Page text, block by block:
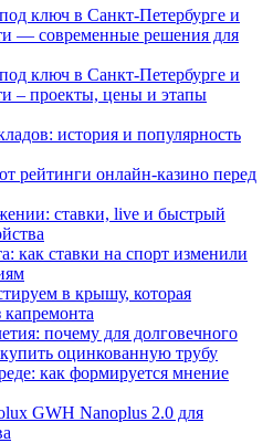
ключ в Санкт-Петербурге и
— современные решения для
ключ в Санкт-Петербурге и
– проекты, цены и этапы
история и популярность
рейтинги онлайн-казино перед
ставки, live и быстрый
как ставки на спорт изменили
в крышу, которая
капремонта
почему для долговечного
оцинкованную трубу
как формируется мнение
GWH Nanoplus 2.0 для